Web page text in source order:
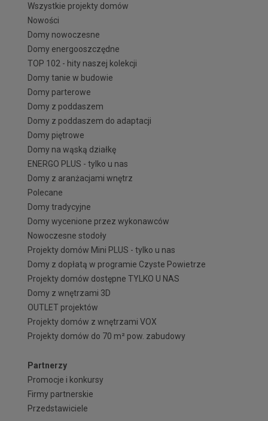
Wszystkie projekty domów
Nowości
Domy nowoczesne
Domy energooszczędne
TOP 102 - hity naszej kolekcji
Domy tanie w budowie
Domy parterowe
Domy z poddaszem
Domy z poddaszem do adaptacji
Domy piętrowe
Domy na wąską działkę
ENERGO PLUS - tylko u nas
Domy z aranżacjami wnętrz
Polecane
Domy tradycyjne
Domy wycenione przez wykonawców
Nowoczesne stodoły
Projekty domów Mini PLUS - tylko u nas
Domy z dopłatą w programie Czyste Powietrze
Projekty domów dostępne TYLKO U NAS
Domy z wnętrzami 3D
OUTLET projektów
Projekty domów z wnętrzami VOX
Projekty domów do 70 m² pow. zabudowy
Partnerzy
Promocje i konkursy
Firmy partnerskie
Przedstawiciele